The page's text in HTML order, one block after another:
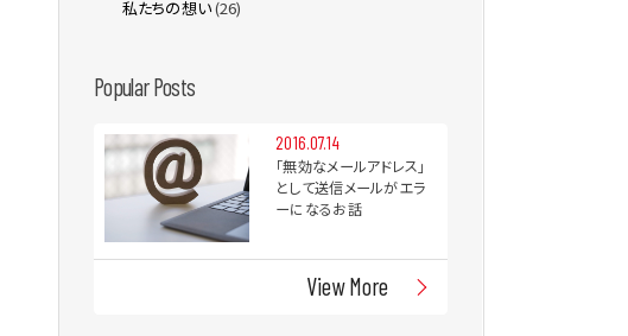
私たちの想い(26)
Popular Posts
2016.07.14
「無効なメールアドレス」
として送信メールがエラ
ーになるお話
View More